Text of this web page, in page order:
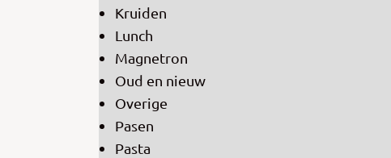
Kruiden
Lunch
Magnetron
Oud en nieuw
Overige
Pasen
Pasta